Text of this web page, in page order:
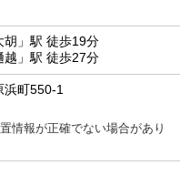
胡」駅 徒歩19分
越」駅 徒歩27分
浜町550-1
情報が正確でない場合があり